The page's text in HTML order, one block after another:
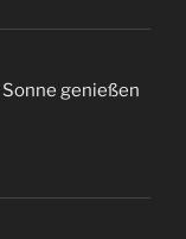
genießen